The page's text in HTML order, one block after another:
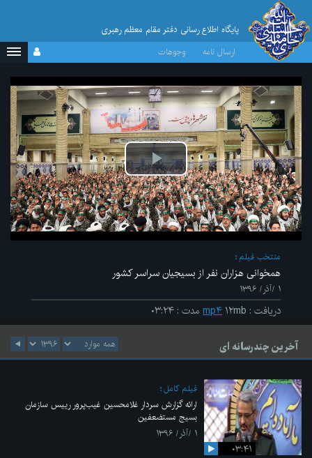
پایگاه اطلاع رسانی دفتر مقام معظم رهبری
ارسال نامه
وجوهات
پخش
ویدیو
منتخب فیلم
همخوانی هزاران نفر از بسیجیان سراسر کشور
۱ /آذر/ ۱۳۹۶
دریافت : mp۴ ۱۲mb مدت : ۰۳:۲۴
آخرین چندرسانه ای
۰۳:۴۱
فیلم کامل
ارائه گزارش سردار غلامحسین غیب‌پرور رییس سازمان
بسیج مستضعفین
۱ /آذر/ ۱۳۹۶